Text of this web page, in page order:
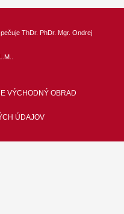
ThDr. PhDr. Mgr. Ondrej
VÝCHODNÝ OBRAD
ÚDAJOV